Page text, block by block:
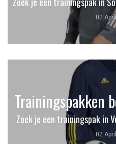
02
Trainingspakken
Zoek je een trainingspak in
02